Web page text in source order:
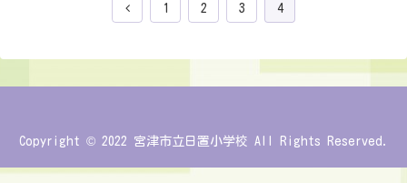
1 2 3 4
Copyright © 2022 宮津市立日置小学校 All Rights Reserved.